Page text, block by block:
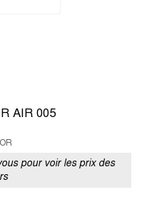
AIR 005
pour voir les prix des